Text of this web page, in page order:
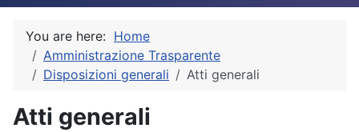
You are here: Home
Amministrazione Trasparente
Disposizioni generali
Atti generali
Atti generali